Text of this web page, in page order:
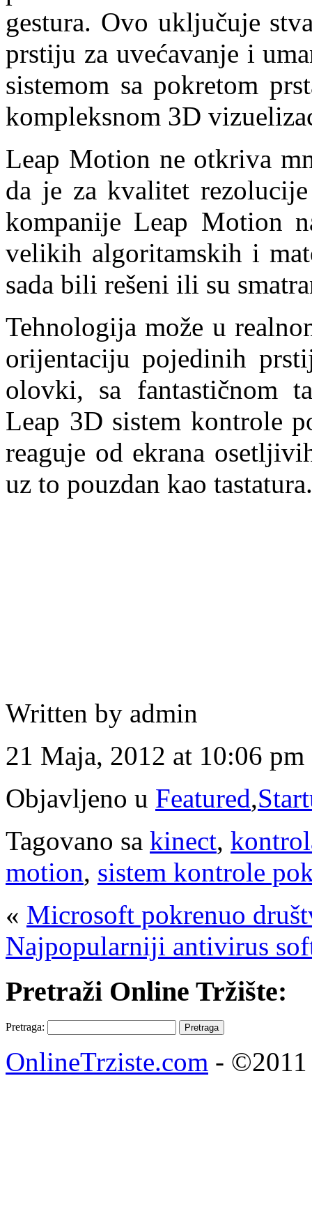
gestura. Ovo uključuje
prstiju za uvećavanje i
sistemom sa pokretom
kompleksnom 3D
Leap Motion ne otkriva
da je za kvalitet
kompanije Leap Motion
velikih algoritamskih i
sada bili rešeni ili su
Tehnologija može u
orijentaciju pojedinih
olovki, sa fantastičnom
Leap 3D sistem kontrole
reaguje od ekrana
uz to pouzdan kao tastatura.
Written by admin
21 Maja, 2012 at 10:06 pm
Objavljeno u Featured,
Tagovano sa kinect,
motion, sistem kontrole
« Microsoft pokrenuo
Najpopularniji antivirus
Pretraži Online Tržište:
Pretraga:
OnlineTrziste.com - ©2011